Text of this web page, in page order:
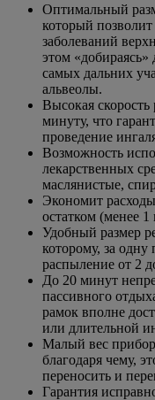
Оптимальный
который
заболеваний
этом «добираясь»
самых дальних
альвеолы.
Высокая скорость
минуту, что
проведение
Возможность
лекарственных
маслянистые,
Экономит
остатком (менее 1
Удобный размер
которому, за
распыление от 2
До 20 минут
пассивного
рамок вполне
или длительной
Малый вес
благодаря чему,
переносить и
Гарантия